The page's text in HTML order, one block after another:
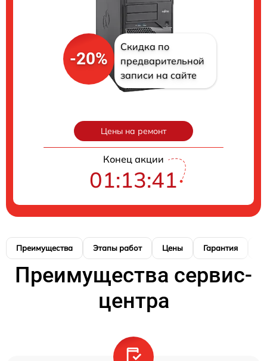
-20%
Скидка по
предварительной
записи на сайте
Цены на ремонт
Конец акции
01:13:41
Преимущества Этапы работ Цены Гарантия
Преимущества сервис-
центра